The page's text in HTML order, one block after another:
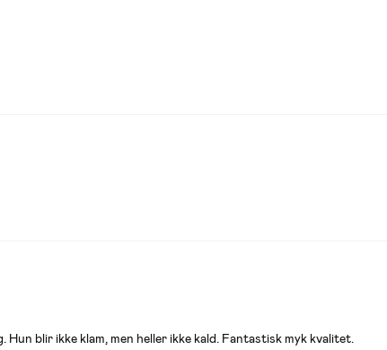
blir ikke klam, men heller ikke kald. Fantastisk myk kvalitet.